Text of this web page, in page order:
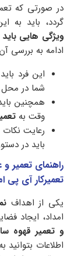
در صورتی که
گردد، باید به
ویژگی هایی
ادامه به بررسی
این فرد
شما در
همچنین
وقت به
رعایت
باید در
راهنمای تعمیر
تعمیرکار آی پی
یکی از اهداف
امداد، ایجاد
و تعمیر قهوه
اطلاعات